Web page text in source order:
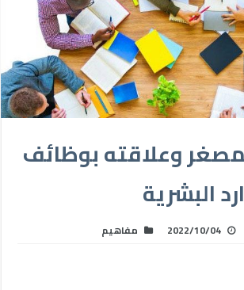
وعلاقته بوظائف
البشرية
2022/10/04 مفاهيم